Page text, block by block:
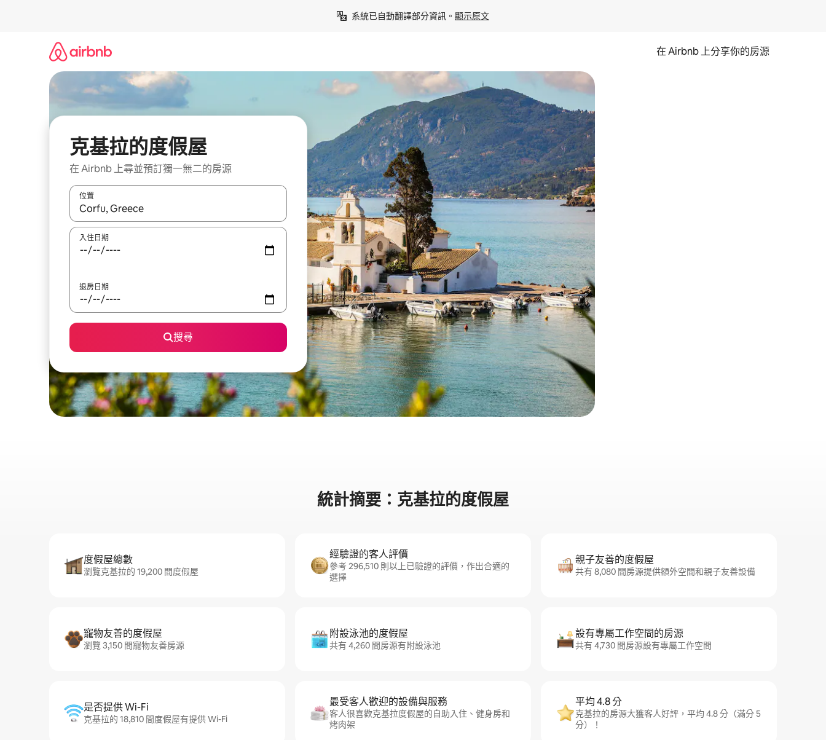
系統已自動翻譯部分資訊。 顯示原文
在 Airbnb 上分享你的房源
克基拉的度假屋
在 Airbnb 上尋並預訂獨一無二的房源
位置
如有搜尋結果，瀏覽內容時請使用上下箭頭，或輕點、滑動裝置。
入住日期
退房日期
搜尋
統計摘要：克基拉的度假屋
度假屋總數
瀏覽克基拉的 19,200 間度假屋
經驗證的客人評價
參考 296,510 則以上已驗證的評價，作出合適的
選擇
親子友善的度假屋
共有 8,080 間房源提供額外空間和親子友善設備
寵物友善的度假屋
瀏覽 3,150 間寵物友善房源
附設泳池的度假屋
共有 4,260 間房源有附設泳池
設有專屬工作空間的房源
共有 4,730 間房源設有專屬工作空間
是否提供 Wi-Fi
克基拉的 18,810 間度假屋有提供 Wi-Fi
最受客人歡迎的設備與服務
客人很喜歡克基拉度假屋的自助入住、健身房和
烤肉架
平均 4.8 分
克基拉的房源大獲客人好評，平均 4.8 分（滿分 5
分）！